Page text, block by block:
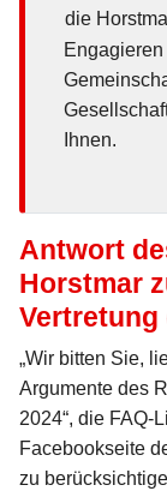
die
Ihnen.
Antwort
Horstmar
Vertretung
„Wir bitten Sie,
Argumente des
2024“, die FAQ-
Facebookseite
zu